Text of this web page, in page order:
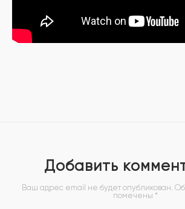
Добавить
Ваш адрес email не будет опубликован.
помечены *